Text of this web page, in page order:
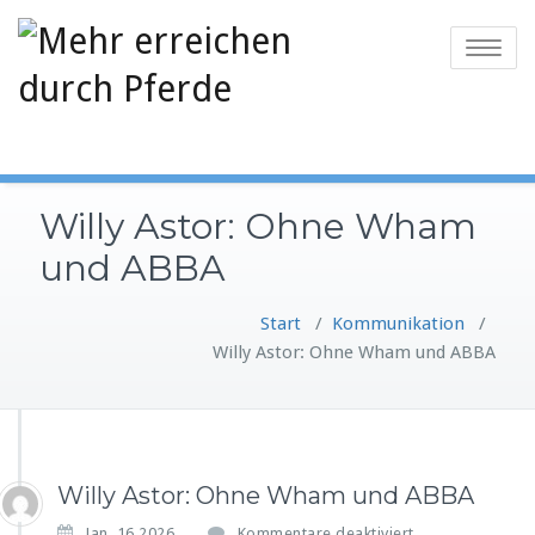
springen
Toggle
Willy Astor: Ohne Wham
und ABBA
Start / Kommunikation /
Willy Astor: Ohne Wham und ABBA
Willy Astor: Ohne Wham und ABBA